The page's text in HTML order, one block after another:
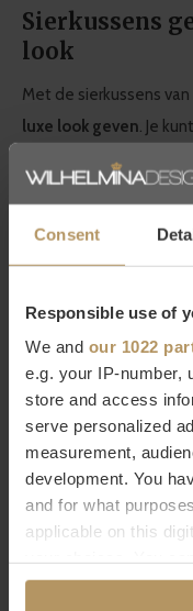
Consent
Responsible use of
We and our 1022
e.g. your IP-number,
store and access
serve personalized
measurement,
development. You
and for what
applicable on this
any time from the
Sierkussens
look
Met de sierkussens van
luxe look geven. Je
zelfs met de
wit- en pasteltinten in
met onze
het duurt slecht 2
met je aankoop? Bij
Specificaties
Merk
Afmetingen